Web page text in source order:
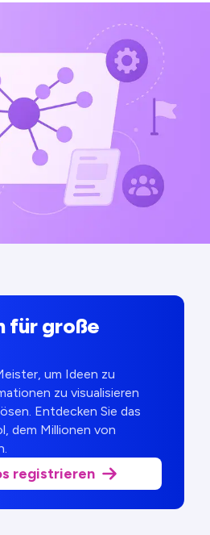
für große
um Ideen zu
zu visualisieren
Entdecken Sie das
dem Millionen von
registrieren